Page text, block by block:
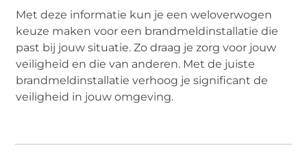
Met deze informatie kun je een weloverwogen
keuze maken voor een brandmeldinstallatie die
past bij jouw situatie. Zo draag je zorg voor jouw
veiligheid en die van anderen. Met de juiste
brandmeldinstallatie verhoog je significant de
veiligheid in jouw omgeving.